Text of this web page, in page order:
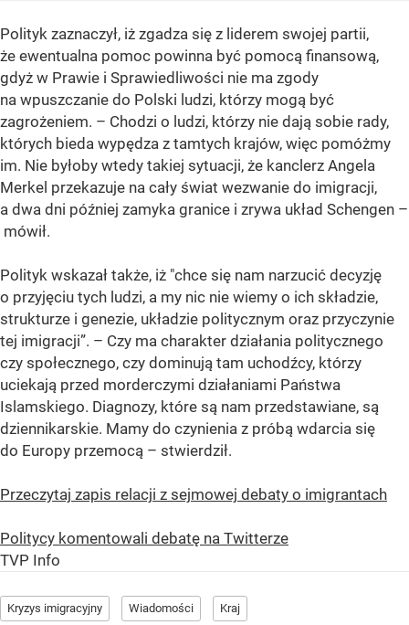
Polityk zaznaczył, iż zgadza się z liderem swojej partii,
że ewentualna pomoc powinna być pomocą finansową,
gdyż w Prawie i Sprawiedliwości nie ma zgody
na wpuszczanie do Polski ludzi, którzy mogą być
zagrożeniem. – Chodzi o ludzi, którzy nie dają sobie rady,
których bieda wypędza z tamtych krajów, więc pomóżmy
im. Nie byłoby wtedy takiej sytuacji, że kanclerz Angela
Merkel przekazuje na cały świat wezwanie do imigracji,
a dwa dni później zamyka granice i zrywa układ Schengen –
mówił.
Polityk wskazał także, iż "chce się nam narzucić decyzję
o przyjęciu tych ludzi, a my nic nie wiemy o ich składzie,
strukturze i genezie, układzie politycznym oraz przyczynie
tej imigracji”. – Czy ma charakter działania politycznego
czy społecznego, czy dominują tam uchodźcy, którzy
uciekają przed morderczymi działaniami Państwa
Islamskiego. Diagnozy, które są nam przedstawiane, są
dziennikarskie. Mamy do czynienia z próbą wdarcia się
do Europy przemocą – stwierdził.
Przeczytaj zapis relacji z sejmowej debaty o imigrantach
Politycy komentowali debatę na Twitterze
TVP Info
Kryzys imigracyjny Wiadomości Kraj